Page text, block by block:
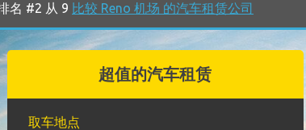
名 #2 从 9 比较 Reno 机场 的汽车租赁公司
超值的汽车租赁
取车地点